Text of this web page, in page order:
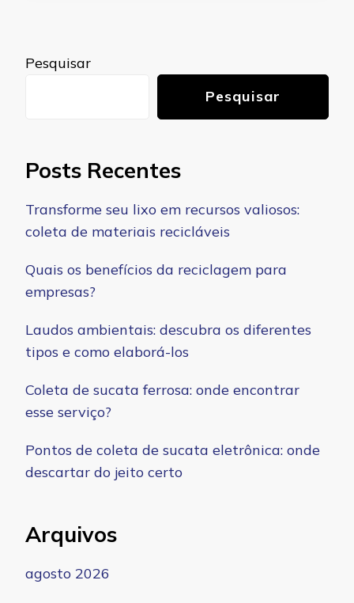
Pesquisar
Pesquisar
Posts Recentes
Transforme seu lixo em recursos valiosos:
coleta de materiais recicláveis
Quais os benefícios da reciclagem para
empresas?
Laudos ambientais: descubra os diferentes
tipos e como elaborá-los
Coleta de sucata ferrosa: onde encontrar
esse serviço?
Pontos de coleta de sucata eletrônica: onde
descartar do jeito certo
Arquivos
agosto 2026